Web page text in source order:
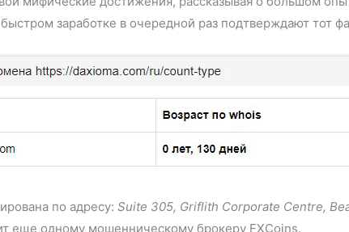
заработке в очередной раз подтверждают тот
по адресу: Suite 305, Griflith Corporate Centre,
еще одному мошенническому брокеру FXCoins.